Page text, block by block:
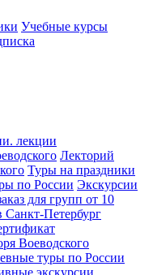
Учебные курсы
лекции
Лекторий
Туры на праздники
по России Экскурсии
для групп от 10
Санкт-Петербург
Воеводского
туры по России
экскурсии